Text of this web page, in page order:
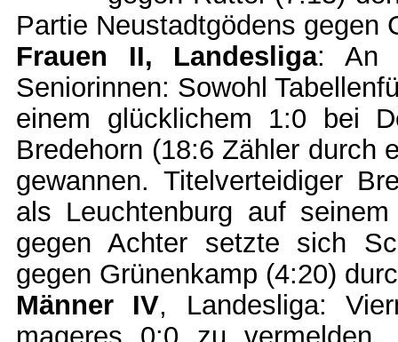
Partie Neustadtgödens gegen
Frauen II, Landesliga: An
Seniorinnen: Sowohl
einem glücklichem 1:0 bei
Bredehorn (18:6 Zähler durch
gewannen. Titelverteidiger
als Leuchtenburg auf
gegen Achter setzte sich
gegen Grünenkamp (4:20)
Männer IV, Landesliga:
mageres 0:0 zu vermelden.